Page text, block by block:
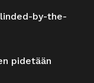
by-the-
pidetään